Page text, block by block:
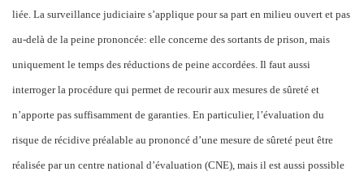
liée. La surveillance judiciaire s’applique pour sa part en milieu ouvert et pas
au-delà de la peine prononcée: elle concerne des sortants de prison, mais
uniquement le temps des réductions de peine accordées. Il faut aussi
interroger la procédure qui permet de recourir aux mesures de sûreté et
n’apporte pas suffisamment de garanties. En particulier, l’évaluation du
risque de récidive préalable au prononcé d’une mesure de sûreté peut être
réalisée par un centre national d’évaluation (CNE), mais il est aussi possible